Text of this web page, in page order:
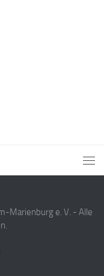
Marienburg e. V. - Alle